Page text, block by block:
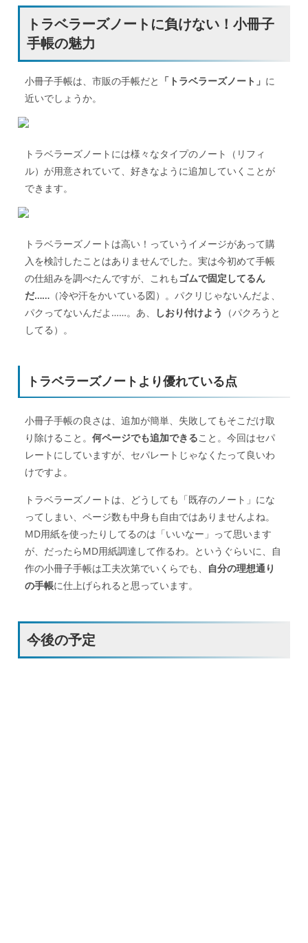
トラベラーズノートに負けない！小冊子
手帳の魅力
小冊子手帳は、市販の手帳だと 「トラベラーズノート」 に
近いでしょうか。
トラベラーズノートには様々なタイプのノート（リフィ
ル）が用意されていて、好きなように追加していくことが
できます。
トラベラーズノートは高い！っていうイメージがあって購
入を検討したことはありませんでした。実は今初めて手帳
の仕組みを調べたんですが、これもゴムで固定してるん
だ…… （冷や汗をかいている図）。パクリじゃないんだよ、
パクってないんだよ……。あ、
しおり付けよう
（パクろうと
してる）。
トラベラーズノートより優れている点
小冊子手帳の良さは、追加が簡単、失敗してもそこだけ取
り除けること。何ページでも追加できること。今回はセパ
レートにしていますが、セパレートじゃなくたって良いわ
けですよ。
トラベラーズノートは、どうしても「既存のノート」にな
ってしまい、ページ数も中身も自由ではありませんよね。
MD用紙を使ったりしてるのは「いいなー」って思います
が、だったらMD用紙調達して作るわ。というぐらいに、自
作の小冊子手帳は工夫次第でいくらでも、 自分の理想通り
の手帳に仕上げられると思っています。
今後の予定